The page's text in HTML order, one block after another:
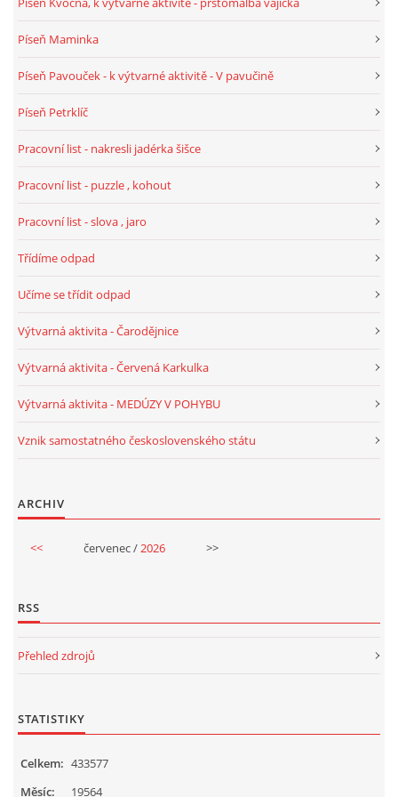
DUŠIČKY
SVATÝ MARTIN
SVATÁ BARBORA 4.12.
MASOPUST
RECENZE NA HRAČKY
VÁNOČNÍ TVOŘENÍ
Píseň Maminka
Píseň Pavouček - k výtvarné aktivitě - V pavučině
Píseň Petrklíč
Pracovní list - nakresli jadérka šišce
Pracovní list - puzzle , kohout
Pracovní list - slova , jaro
Třídíme odpad
Učíme se třídit odpad
Výtvarná aktivita - Čarodějnice
Výtvarná aktivita - Červená Karkulka
Výtvarná aktivita - MEDÚZY V POHYBU
Vznik samostatného československého státu
ARCHIV
<< červenec /2026 >>
RSS
Přehled zdrojů
STATISTIKY
Celkem: 433577
Měsíc:
19564